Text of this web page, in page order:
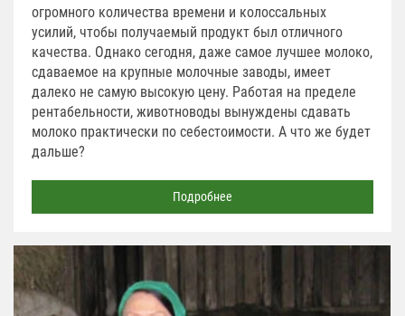
огромного количества времени и колоссальных
усилий, чтобы получаемый продукт был отличного
качества. Однако сегодня, даже самое лучшее молоко,
сдаваемое на крупные молочные заводы, имеет
далеко не самую высокую цену. Работая на пределе
рентабельности, животноводы вынуждены сдавать
молоко практически по себестоимости. А что же будет
дальше?
Подробнее